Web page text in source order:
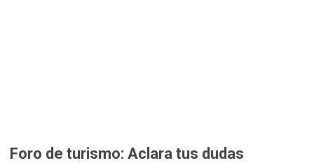
Foro de turismo: Aclara tus dudas